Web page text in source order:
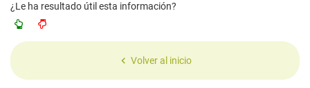
¿Le ha resultado útil esta información?
Volver al inicio